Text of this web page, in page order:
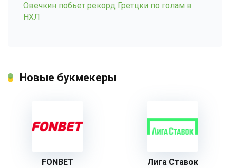
Овечкин побьет рекорд Гретцки по голам в
НХЛ
Новые букмекеры
FONBET Лига Ставок